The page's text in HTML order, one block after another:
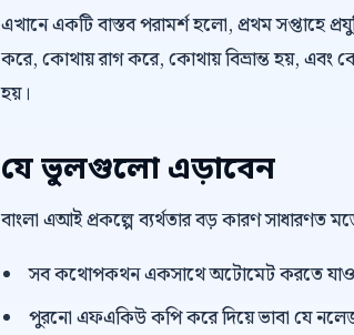
এখানে একটি বাস্তব পরামর্শ হলো, প্রথম সপ্তাহে
করে, কোথায় রাগ করে, কোথায় বিভ্রান্ত হয়, এবং
হয়।
যে ভুলগুলো এড়াবেন
বাংলা এআই প্রকল্পে ব্যর্থতার বড় কারণ সাধারণত
সব কথোপকথন একসাথে অটোমেট করতে
পুরনো এফএকিউ কপি করে দিয়ে ভাবা যে